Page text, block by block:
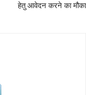
हेतु आवेदन करने का मौका